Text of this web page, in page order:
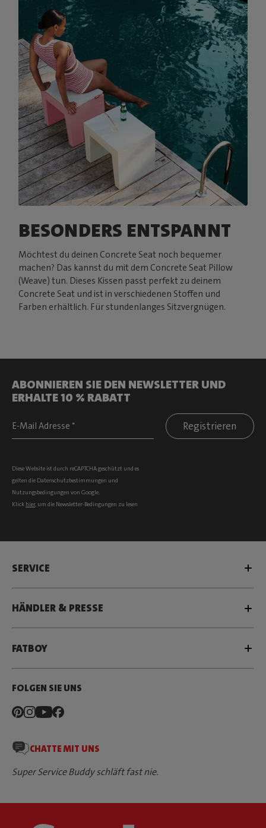
BESONDERS ENTSPANNT
Möchtest du deinen Concrete Seat noch bequemer
machen? Das kannst du mit dem Concrete Seat Pillow
(Weave) tun. Dieses Kissen passt perfekt zu deinem
Concrete Seat und ist in verschiedenen Stoffen und
Farben erhältlich. Für stundenlanges Sitzvergnügen.
ABONNIEREN SIE DEN NEWSLETTER UND
ERHALTE 10 % RABATT
Registrieren
Diese Website ist durch reCAPTCHA geschützt und es
gelten die Datenschutzbestimmungen und
Nutzungsbedingungen von Google.
Klick hier, um die Newsletter-Bedingungen zu lesen
SERVICE
HÄNDLER & PRESSE
FATBOY
FOLGEN SIE UNS
CHATTE MIT UNS
Super Service Buddy schläft fast nie.